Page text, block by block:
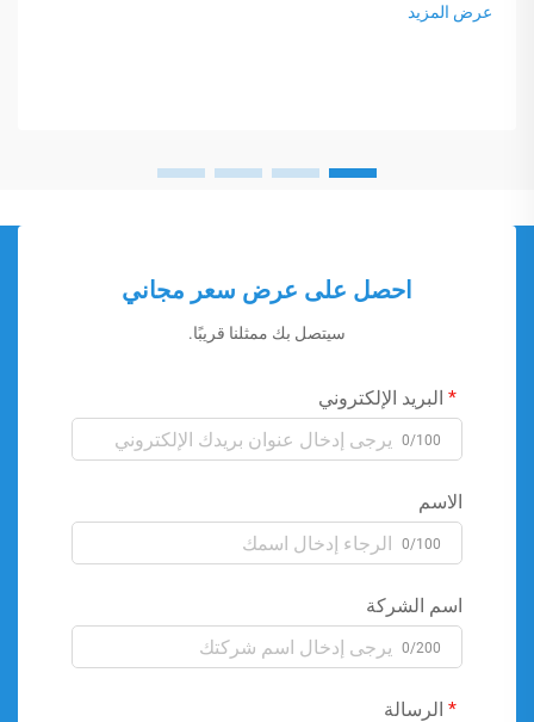
عرض المزيد
احصل على عرض سعر مجاني
سيتصل بك ممثلنا قريبًا.
البريد الإلكتروني
0/100
الاسم
0/100
اسم الشركة
0/200
الرسالة